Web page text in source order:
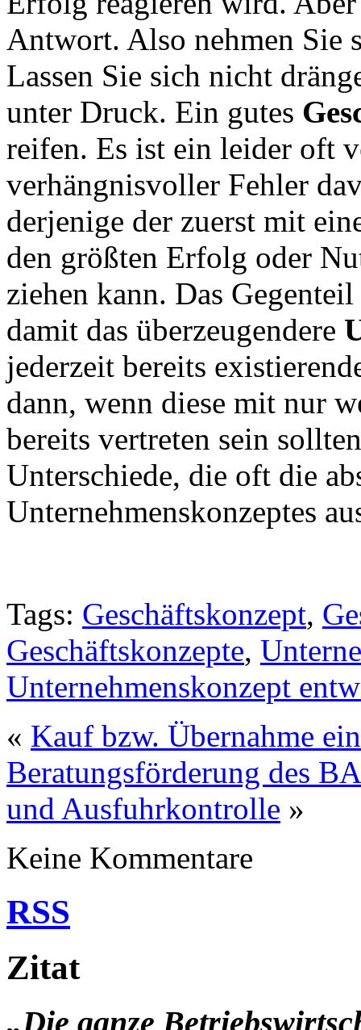
Antwort. Also nehmen Sie
Lassen Sie sich nicht
unter Druck. Ein gutes
reifen. Es ist ein leider oft
verhängnisvoller Fehler
derjenige der zuerst mit
den größten Erfolg oder
ziehen kann. Das
damit das überzeugendere
jederzeit bereits
dann, wenn diese mit nur
bereits vertreten sein
Unterschiede, die oft die
Unternehmenskonzeptes
Tags: Geschäftskonzept,
Geschäftskonzepte,
Unternehmenskonzept
« Kauf bzw. Übernahme
Beratungsförderung des
und Ausfuhrkontrolle »
Keine Kommentare
RSS
Zitat
„Die ganze